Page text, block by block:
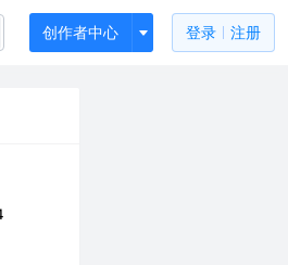
创作者中心 登录 注册